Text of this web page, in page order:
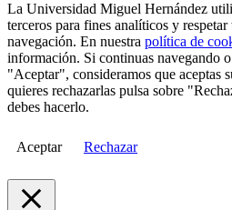
La Universidad Miguel Hernández
terceros para fines analíticos y respetar
navegación. En nuestra política de
información. Si continuas navegando
"Aceptar", consideramos que aceptas
quieres rechazarlas pulsa sobre
debes hacerlo.
Aceptar Rechazar